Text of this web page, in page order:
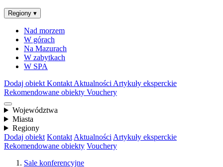
Regiony ▾
Nad morzem
W górach
Na Mazurach
W zabytkach
W SPA
Dodaj obiekt Kontakt Aktualności Artykuły eksperckie
Rekomendowane obiekty Vouchery
Województwa
Miasta
Regiony
Dodaj obiekt Kontakt Aktualności Artykuły eksperckie
Rekomendowane obiekty Vouchery
Sale konferencyjne